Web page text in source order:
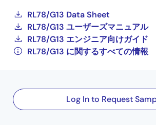
RL78/G13 Data Sheet
RL78/G13 ユーザーズマニュアル
RL78/G13 エンジニア向けガイド
RL78/G13 に関するすべての情報
Log In to Request